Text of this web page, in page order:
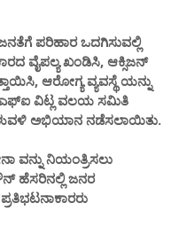
ಪರಿಹಾರ ಒದಗಿಸುವಲ್ಲಿ
ವೈಪಲ್ಯ ಖಂಡಿಸಿ,‌ ಆಕ್ಸಿಜನ್
ಆರೋಗ್ಯ ವ್ಯವಸ್ಥೆ ಯನ್ನು
ವಿಟ್ಲ ವಲಯ ಸಮಿತಿ
ಅಭಿಯಾನ ನಡೆಸಲಾಯಿತು.
ವನ್ನು ನಿಯಂತ್ರಿಸಲು
ಹೆಸರಿನಲ್ಲಿ ಜನರ